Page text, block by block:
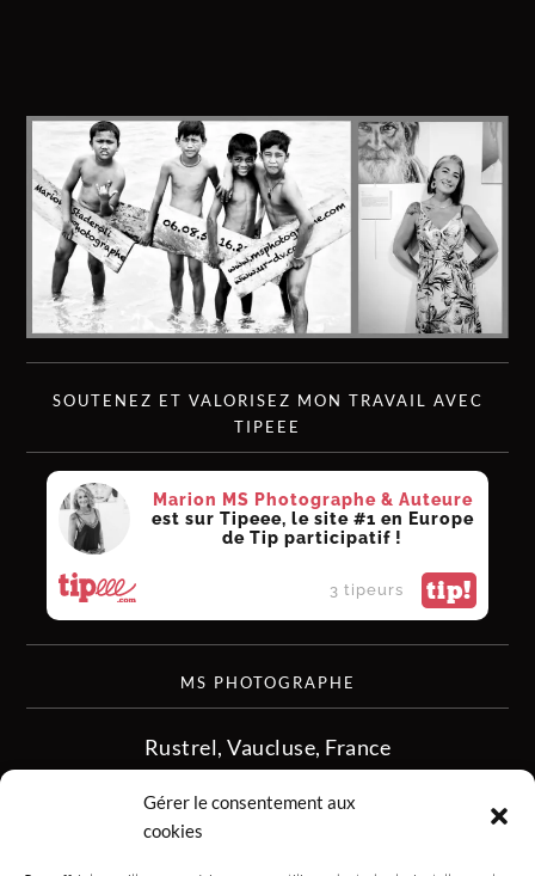
Gérer le consentement aux
cookies
SOUTENEZ ET VALORISEZ MON TRAVAIL AVEC
TIPEEE
Marion MS Photographe & Auteure
est sur Tipeee, le site #1 en Europe
de Tip participatif !
3 tipeurs tip!
MS PHOTOGRAPHE
Rustrel, Vaucluse, France
06.08.50.16.28